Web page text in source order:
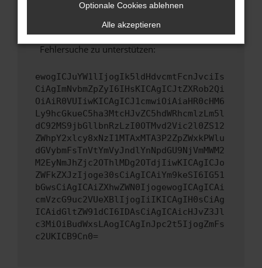
hast, kontaktiere uns bitte. Wir werden
versuchen, das Problem zu beheben. Du kannst
uns diesen Text schicken, um uns bei der
Fehlersuche zu unterstützen:
ewogICJuYW1lIjogIk5ldHdvcmtFcnJvciIs
CiAgImNvbmZpZyI6IHsKICAgICJtZXRob2Qi
OiAiR0VUIiwKICAgICJ1cmwiOiAiaHR0cHM6
Ly9hcGkueC5ha3MtcHJvZC5hdWRhcmlzLm5l
dC92MS9jbGllbnRzLzI0OTMvd2Vic2l0ZS12
ZWhpY2xlcy8xNzI1MTAxMTA3P2ZpZWxkPWlu
dGVybmFsTnVtYmVyJndlYnNpdGU9NjVmMWM2
M2EyNmJhZjc2OThlMDg2OTdjIiwKICAgICJo
ZWFkZXJzIjoge30sCiAgICAiYm9keSI6IG51
bGwsCiAgICAiZXhwZWN0IjogewogICAgICAi
cmVzcG9uc2VUeXBlIjogIiIKICAgIH0sCiAg
ICAidGltZW91dCI6IDAsCiAgICAicHJvZ3Jl
c3MiOiBudWxsLAogICAgInJpc2t5IjogZmFs
c2UKICB9Cn0=
Optionale Cookies ablehnen
Alle akzeptieren